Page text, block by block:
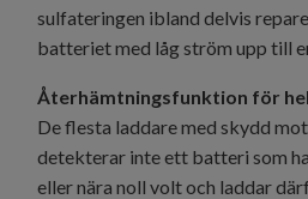
sulfateringen ibland delvis
batteriet med låg ström upp till
Återhämtningsfunktion för
De flesta laddare med skydd
detekterar inte ett batteri som
eller nära noll volt och laddar